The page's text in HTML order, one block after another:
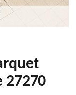
27270